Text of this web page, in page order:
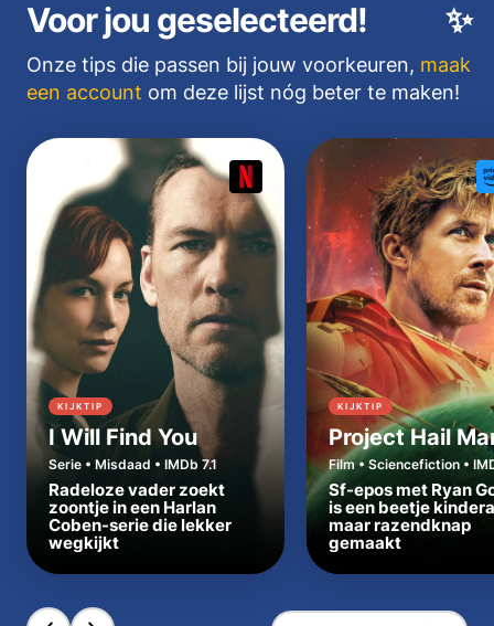
✨
Voor jou geselecteerd!
Onze tips die passen bij jouw voorkeuren, maak
een account om deze lijst nóg beter te maken!
KIJKTIP
I Will Find You
Serie • Misdaad • IMDb 7.1
Radeloze vader zoekt
zoontje in een Harlan
Coben-serie die lekker
wegkijkt
KIJKTIP
Project Hail
Film • Sciencefiction •
Sf-epos met Ryan
is een beetje
maar razendknap
gemaakt